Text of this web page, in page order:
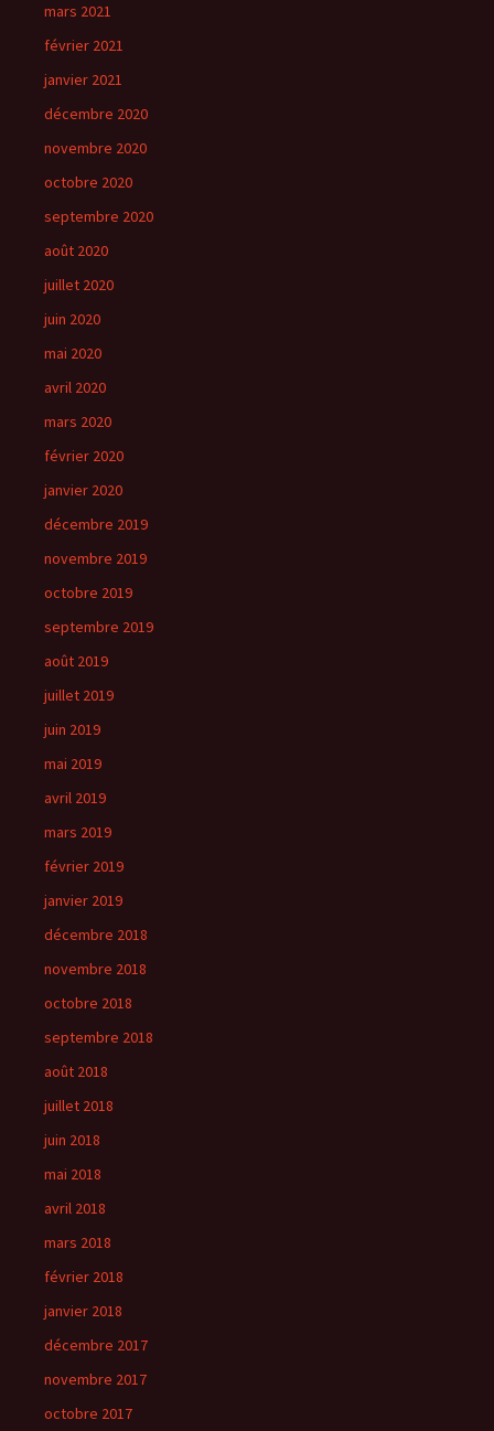
mars 2021
février 2021
janvier 2021
décembre 2020
novembre 2020
octobre 2020
septembre 2020
août 2020
juillet 2020
juin 2020
mai 2020
avril 2020
mars 2020
février 2020
janvier 2020
décembre 2019
novembre 2019
octobre 2019
septembre 2019
août 2019
juillet 2019
juin 2019
mai 2019
avril 2019
mars 2019
février 2019
janvier 2019
décembre 2018
novembre 2018
octobre 2018
septembre 2018
août 2018
juillet 2018
juin 2018
mai 2018
avril 2018
mars 2018
février 2018
janvier 2018
décembre 2017
novembre 2017
octobre 2017